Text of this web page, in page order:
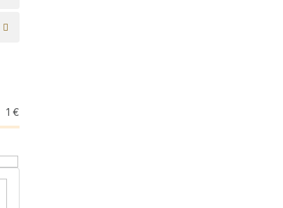
1 €